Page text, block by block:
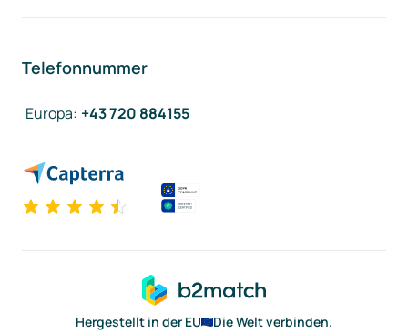
Telefonnummer
Europa: +43 720 884155
Hergestellt in der EU
Die Welt verbinden.